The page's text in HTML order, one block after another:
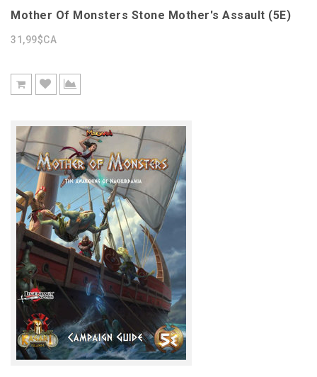
Mother Of Monsters Stone Mother's Assault (5E)
31,99$CA